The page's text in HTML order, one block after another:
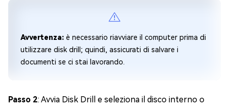
Avvertenza: è necessario riavviare il computer prima di
utilizzare disk drill; quindi, assicurati di salvare i
documenti se ci stai lavorando.
Passo 2: Avvia Disk Drill e seleziona il disco interno o